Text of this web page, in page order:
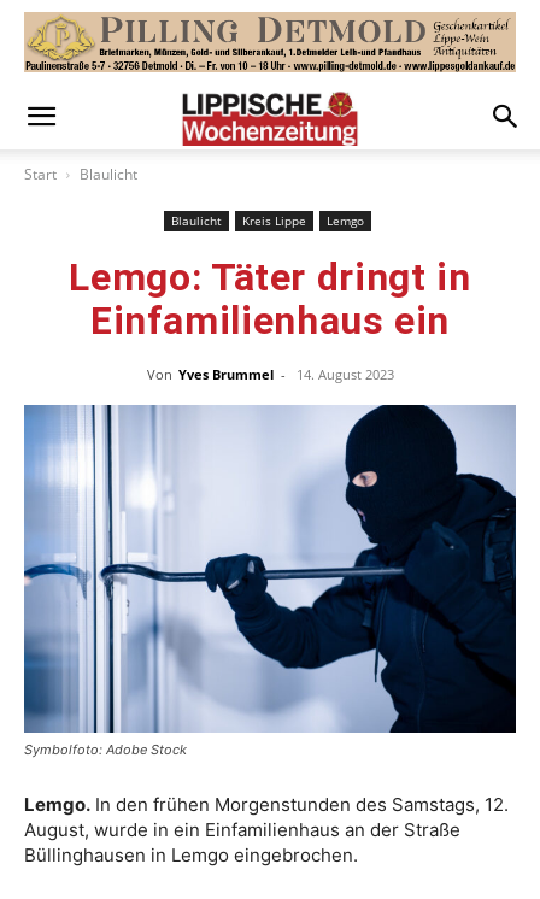
Start Blaulicht
Blaulicht Kreis Lippe Lemgo
Lemgo: Täter dringt in
Einfamilienhaus ein
Von Yves Brummel - 14. August 2023
Symbolfoto: Adobe Stock
Lemgo. In den frühen Morgenstunden des Samstags, 12.
August, wurde in ein Einfamilienhaus an der Straße
Büllinghausen in Lemgo eingebrochen.